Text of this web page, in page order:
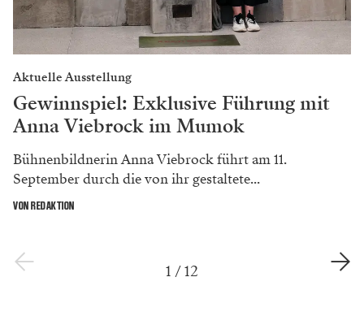
Aktuelle Ausstellung
Gewinnspiel: Exklusive Führung mit
Anna Viebrock im Mumok
Bühnenbildnerin Anna Viebrock führt am 11.
September durch die von ihr gestaltete...
VON REDAKTION
1 /12